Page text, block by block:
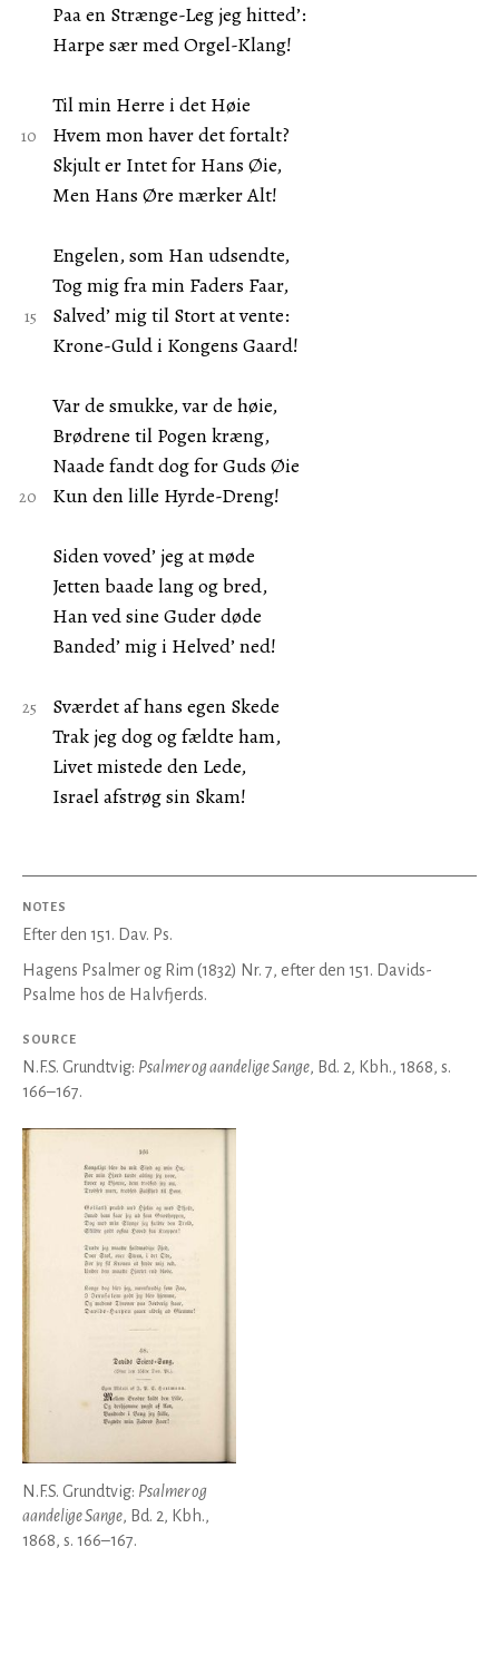
Paa en Strænge-Leg jeg hitted’:
Harpe sær med Orgel-Klang!
Til min Herre i det Høie
Hvem mon haver det fortalt?
Skjult er Intet for Hans Øie,
Men Hans Øre mærker Alt!
Engelen, som Han udsendte,
Tog mig fra min Faders Faar,
Salved’ mig til Stort at vente:
Krone-Guld i Kongens Gaard!
Var de smukke, var de høie,
Brødrene til Pogen kræng,
Naade fandt dog for Guds Øie
Kun den lille Hyrde-Dreng!
Siden voved’ jeg at møde
Jetten baade lang og bred,
Han ved sine Guder døde
Banded’ mig i Helved’ ned!
Sværdet af hans egen Skede
Trak jeg dog og fældte ham,
Livet mistede den Lede,
Israel afstrøg sin Skam!
NOTES
Efter den 151. Dav. Ps.
Hagens Psalmer og Rim (1832) Nr. 7, efter den 151. Davids-
Psalme hos de Halvfjerds.
SOURCE
N.F.S. Grundtvig: Psalmer og aandelige Sange, Bd. 2, Kbh., 1868, s.
166–167.
N.F.S. Grundtvig: Psalmer og
aandelige Sange, Bd. 2, Kbh.,
1868, s. 166–167.